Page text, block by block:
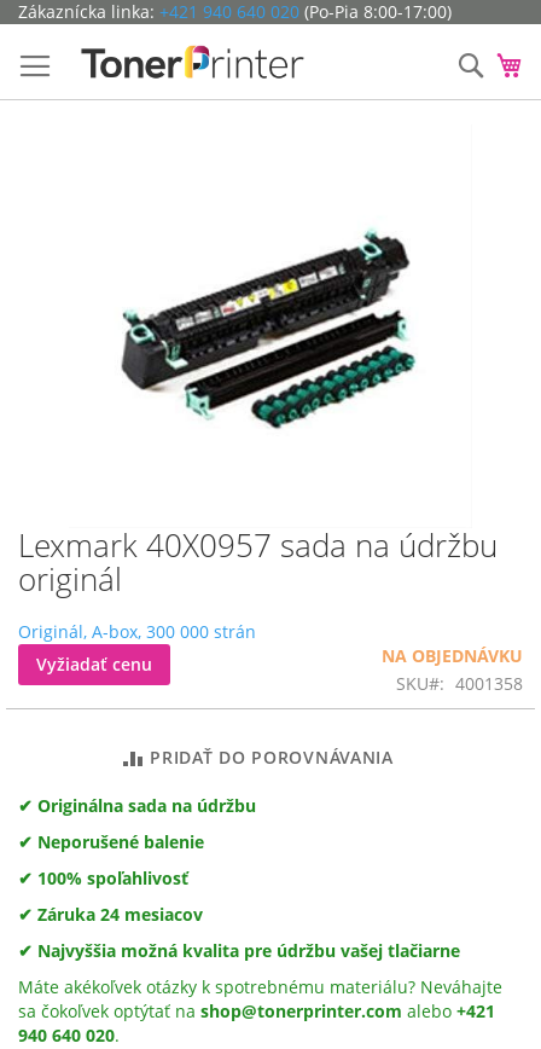
Preskočiť
obsah
Zákaznícka linka: +421 940 640 020 (Po-Pia 8:00-17:00)
Lexmark 40X0957 sada na údržbu
originál
Originál, A-box, 300 000 strán
Vyžiadať cenu
NA OBJEDNÁVKU
SKU
4001358
PRIDAŤ DO POROVNÁVANIA
✔ Originálna sada na údržbu
✔ Neporušené balenie
✔ 100% spoľahlivosť
✔ Záruka 24 mesiacov
✔ Najvyššia možná kvalita pre údržbu vašej tlačiarne
Máte akékoľvek otázky k spotrebnému materiálu? Neváhajte
sa čokoľvek optýtať na shop@tonerprinter.com alebo +421
940 640 020.
Preskočiť
na
začiatok
obrázkov